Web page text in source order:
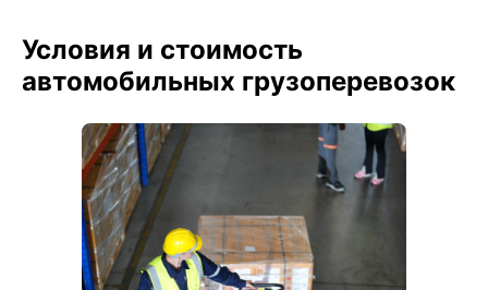
Условия и стоимость
автомобильных грузоперевозок